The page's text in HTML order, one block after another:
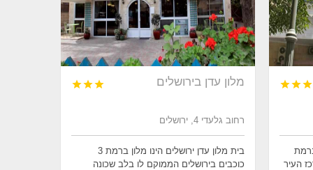



העיר
מלון עדן בירושלים 


רחוב גלעדי 4, ירושלים
בית מלון עדן ירושלים הינו מלון ברמת 3
כוכבים בירושלים הממוקם לו בלב שכונה